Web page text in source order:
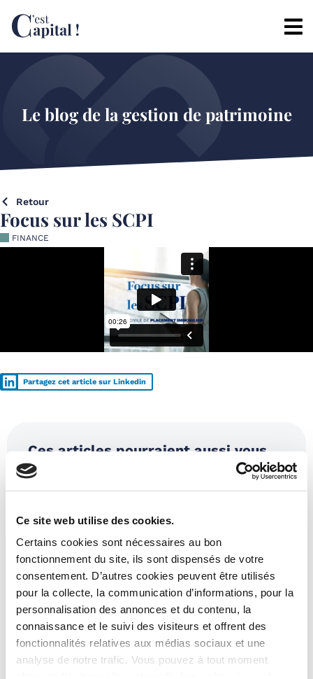
Ce site web utilise des cookies.
Certains cookies sont nécessaires au bon
fonctionnement du site, ils sont dispensés de votre
consentement. D’autres cookies peuvent être utilisés
pour la collecte, la communication d’informations, pour la
personnalisation des annonces et du contenu, la
connaissance et le suivi des visiteurs et offrent des
fonctionnalités relatives aux médias sociaux et une
analyse de notre trafic. Vous pouvez à tout moment
Le blog de la gestion de patrimoine
Retour
Focus sur les SCPI
FINANCE
Partagez cet article sur Linkedin
Ces articles pourraient aussi vous
intéresser :
IMMOBILIER 20/12/2021